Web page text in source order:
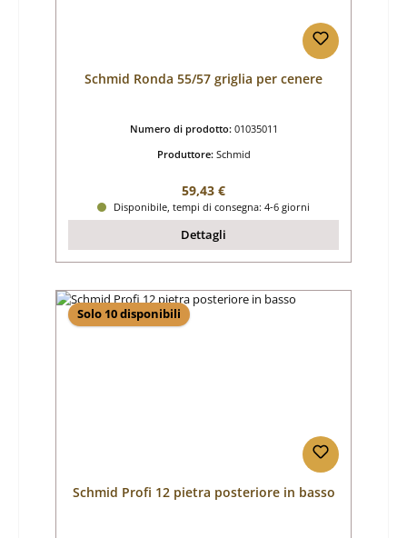
Schmid Ronda 55/57 griglia per cenere
Numero di prodotto: 01035011
Produttore: Schmid
Prezzo normale:
59,43 €
Disponibile, tempi di consegna: 4-6 giorni
Dettagli
Solo 10 disponibili
Schmid Profi 12 pietra posteriore in basso